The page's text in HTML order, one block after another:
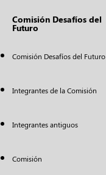
Comisión Desafíos del
Futuro
Comisión Desafíos del Futuro
Integrantes de la Comisión
Integrantes antiguos
Comisión